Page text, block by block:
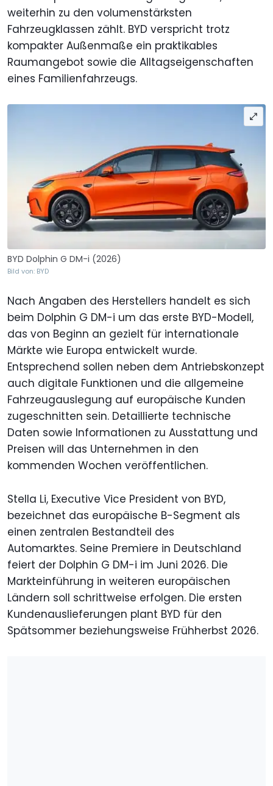
weiterhin zu den volumenstärksten
Fahrzeugklassen zählt. BYD verspricht trotz
kompakter Außenmaße ein praktikables
Raumangebot sowie die Alltagseigenschaften
eines Familienfahrzeugs.
BYD Dolphin G DM-i (2026)
Bild von: BYD
Nach Angaben des Herstellers handelt es sich
beim Dolphin G DM-i um das erste BYD-Modell,
das von Beginn an gezielt für internationale
Märkte wie Europa entwickelt wurde.
Entsprechend sollen neben dem Antriebskonzept
auch digitale Funktionen und die allgemeine
Fahrzeugauslegung auf europäische Kunden
zugeschnitten sein. Detaillierte technische
Daten sowie Informationen zu Ausstattung und
Preisen will das Unternehmen in den
kommenden Wochen veröffentlichen.
Stella Li, Executive Vice President von BYD,
bezeichnet das europäische B-Segment als
einen zentralen Bestandteil des
Automarktes. Seine Premiere in Deutschland
feiert der Dolphin G DM-i im Juni 2026. Die
Markteinführung in weiteren europäischen
Ländern soll schrittweise erfolgen. Die ersten
Kundenauslieferungen plant BYD für den
Spätsommer beziehungsweise Frühherbst 2026.